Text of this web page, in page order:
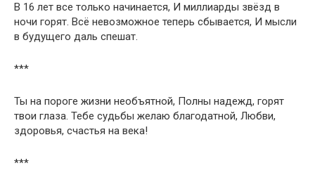
В 16 лет все только начинается, И миллиарды звёзд в
ночи горят. Всё невозможное теперь сбывается, И мысли
в будущего даль спешат.
***
Ты на пороге жизни необъятной, Полны надежд, горят
твои глаза. Тебе судьбы желаю благодатной, Любви,
здоровья, счастья на века!
***